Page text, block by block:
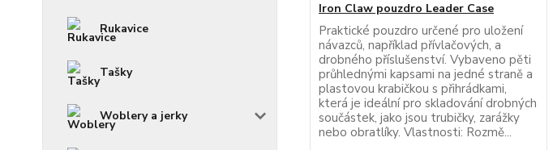
Rukavice
Tašky
Woblery a jerky
Iron Claw pouzdro Leader Case
Praktické pouzdro určené pro uložení
návazců, například přívlačových, a
drobného příslušenství. Vybaveno pěti
průhlednými kapsami na jedné straně a
plastovou krabičkou s přihrádkami,
která je ideální pro skladování drobných
součástek, jako jsou trubičky, zarážky
nebo obratlíky. Vlastnosti: Rozmě...